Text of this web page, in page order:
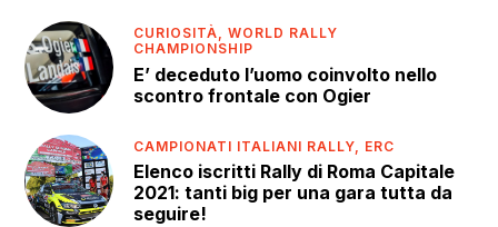
CURIOSITÀ,WORLD RALLY
CHAMPIONSHIP
E’ deceduto l’uomo coinvolto nello
scontro frontale con Ogier
CAMPIONATI ITALIANI RALLY, ERC
Elenco iscritti Rally di Roma Capitale
2021: tanti big per una gara tutta da
seguire!